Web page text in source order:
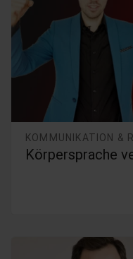
KOMMUNIKATION &
Körpersprache